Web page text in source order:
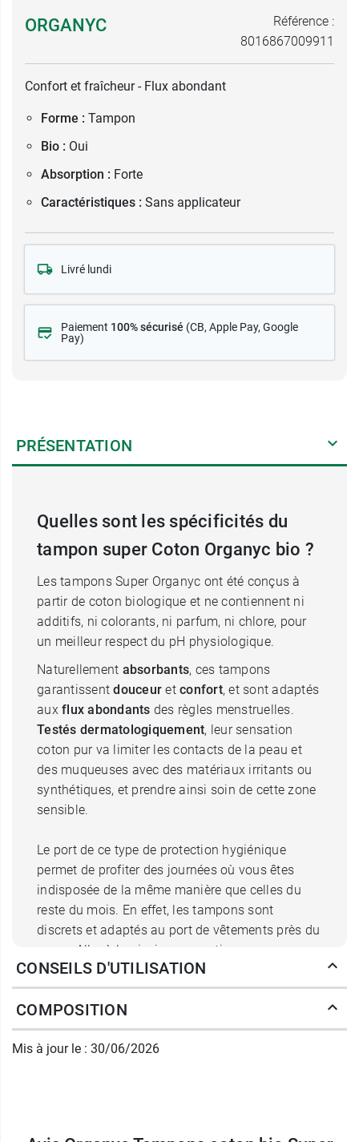
ORGANYC
Référence :
8016867009911
Confort et fraîcheur - Flux abondant
Forme : Tampon
Bio : Oui
Absorption : Forte
Caractéristiques : Sans applicateur
Livré lundi
Paiement 100% sécurisé (CB, Apple Pay, Google
Pay)
PRÉSENTATION
Quelles sont les spécificités du
tampon super Coton Organyc bio ?
Les tampons Super Organyc ont été conçus à
partir de coton biologique et ne contiennent ni
additifs, ni colorants, ni parfum, ni chlore, pour
un meilleur respect du pH physiologique.
Naturellement absorbants, ces tampons
garantissentdouceur et confort, et sont adaptés
aux flux abondants des règles menstruelles.
Testés dermatologiquement, leur sensation
coton pur va limiter les contacts de la peau et
des muqueuses avec des matériaux irritants ou
synthétiques, et prendre ainsi soin de cette zone
sensible.
Le port de ce type de protection hygiénique
permet de profiter des journées où vous êtes
indisposée de la même manière que celles du
reste du mois. En effet, les tampons sont
discrets et adaptés au port de vêtements près du
corps. Aller à la piscine, ou pratiquer un
sport devient également possible, et n'est pas
source de stress ou d'inconfort.
Les tampons coton bio SuperOrganycoffrent
uneprotection optimale
CONSEILS D'UTILISATION
COMPOSITION
Mis à jour le : 30/06/2026